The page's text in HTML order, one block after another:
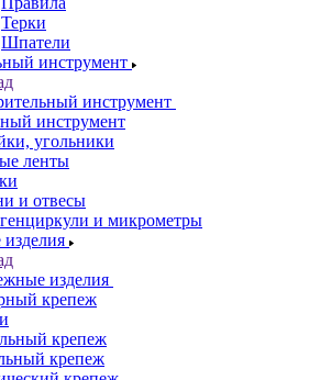
Терки
Шпатели
инструмент
инструмент
инструмент
угольники
ленты
и отвесы
и микрометры
изделия
крепеж
крепеж
крепеж